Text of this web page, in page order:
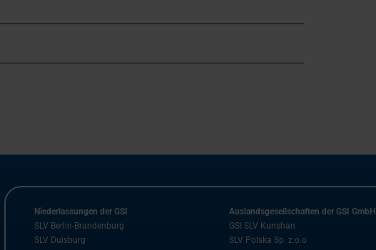
Niederlassungen der GSI
SLV Berlin-Brandenburg
SLV Duisburg
Auslandsgesellschaften der GSI GmbH
GSI SLV Kunshan
SLV Polska Sp. z.o.o